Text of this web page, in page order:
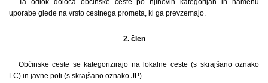
uporabe glede na vrsto cestnega prometa, ki ga prevzemajo.
2. člen
Občinske ceste se kategorizirajo na lokalne ceste (s skrajšano oznako
LC) in javne poti (s skrajšano oznako JP).